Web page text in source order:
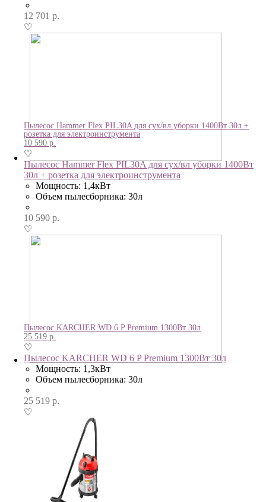
12 701 р.
♡
Пылесос Hammer Flex PIL30A для сух/вл уборки 1400Вт 30л +
розетка для электроинструмента
10 590 р.
♡
Пылесос Hammer Flex PIL30A для сух/вл уборки 1400Вт
30л + розетка для электроинструмента
Мощность: 1,4кВт
Объем пылесборника: 30л
10 590 р.
♡
Пылесос KARCHER WD 6 P Premium 1300Вт 30л
25 519 р.
♡
Пылесос KARCHER WD 6 P Premium 1300Вт 30л
Мощность: 1,3кВт
Объем пылесборника: 30л
25 519 р.
♡